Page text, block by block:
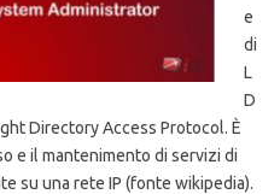
e
di
L
D
Directory Access Protocol. È
e il mantenimento di servizi di
su una rete IP (fonte wikipedia).